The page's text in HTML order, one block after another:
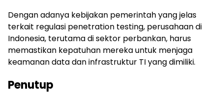
Dengan adanya kebijakan pemerintah yang jelas
terkait regulasi penetration testing, perusahaan di
Indonesia, terutama di sektor perbankan, harus
memastikan kepatuhan mereka untuk menjaga
keamanan data dan infrastruktur TI yang dimiliki.
Penutup